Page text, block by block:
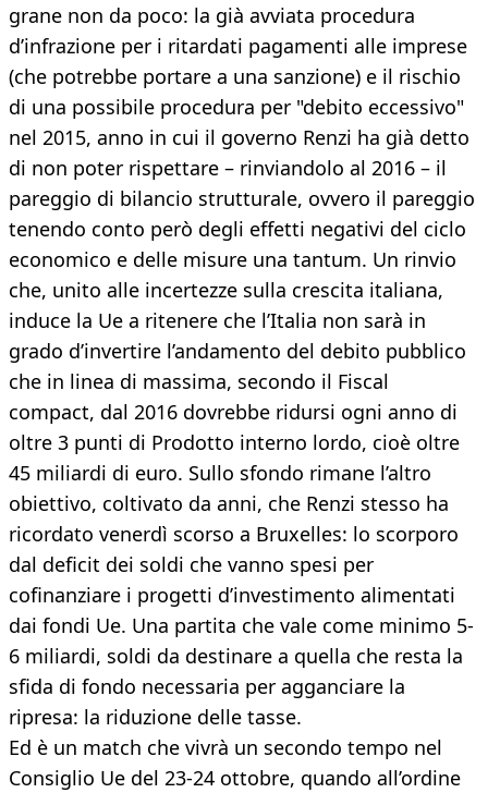
grane non da poco: la già avviata procedura
d’infrazione per i ritardati pagamenti alle imprese
(che potrebbe portare a una sanzione) e il rischio
di una possibile procedura per "debito eccessivo"
nel 2015, anno in cui il governo Renzi ha già detto
di non poter rispettare – rinviandolo al 2016 – il
pareggio di bilancio strutturale, ovvero il pareggio
tenendo conto però degli effetti negativi del ciclo
economico e delle misure una tantum. Un rinvio
che, unito alle incertezze sulla crescita italiana,
induce la Ue a ritenere che l’Italia non sarà in
grado d’invertire l’andamento del debito pubblico
che in linea di massima, secondo il Fiscal
compact, dal 2016 dovrebbe ridursi ogni anno di
oltre 3 punti di Prodotto interno lordo, cioè oltre
45 miliardi di euro. Sullo sfondo rimane l’altro
obiettivo, coltivato da anni, che Renzi stesso ha
ricordato venerdì scorso a Bruxelles: lo scorporo
dal deficit dei soldi che vanno spesi per
cofinanziare i progetti d’investimento alimentati
dai fondi Ue. Una partita che vale come minimo 5-
6 miliardi, soldi da destinare a quella che resta la
sfida di fondo necessaria per agganciare la
ripresa: la riduzione delle tasse.
Ed è un match che vivrà un secondo tempo nel
Consiglio Ue del 23-24 ottobre, quando all’ordine